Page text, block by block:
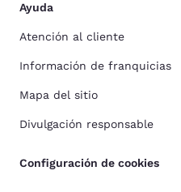
Ayuda
Atención al cliente
Información de franquicias
Mapa del sitio
Divulgación responsable
Configuración de cookies